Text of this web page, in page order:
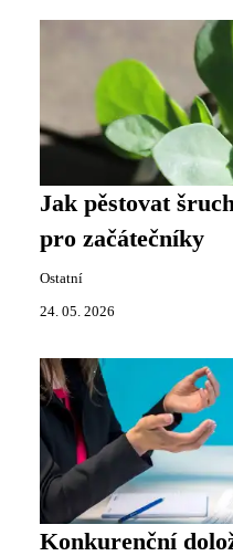
Jak pěstovat
pro začátečníky
Ostatní
24. 05. 2026
Konkurenční